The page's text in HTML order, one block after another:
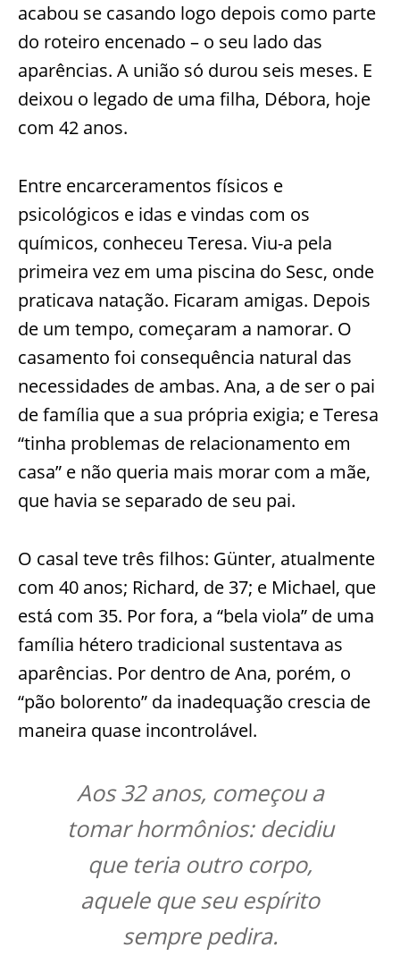
acabou se casando logo depois como parte
do roteiro encenado – o seu lado das
aparências. A união só durou seis meses. E
deixou o legado de uma filha, Débora, hoje
com 42 anos.
Entre encarceramentos físicos e
psicológicos e idas e vindas com os
químicos, conheceu Teresa. Viu-a pela
primeira vez em uma piscina do Sesc, onde
praticava natação. Ficaram amigas. Depois
de um tempo, começaram a namorar. O
casamento foi consequência natural das
necessidades de ambas. Ana, a de ser o pai
de família que a sua própria exigia; e Teresa
“tinha problemas de relacionamento em
casa” e não queria mais morar com a mãe,
que havia se separado de seu pai.
O casal teve três filhos: Günter, atualmente
com 40 anos; Richard, de 37; e Michael, que
está com 35. Por fora, a “bela viola” de uma
família hétero tradicional sustentava as
aparências. Por dentro de Ana, porém, o
“pão bolorento” da inadequação crescia de
maneira quase incontrolável.
Aos 32 anos, começou a
tomar hormônios: decidiu
que teria outro corpo,
aquele que seu espírito
sempre pedira.